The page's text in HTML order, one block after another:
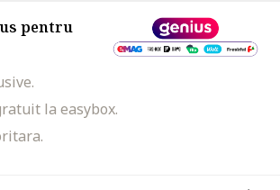
pentru
la easybox.